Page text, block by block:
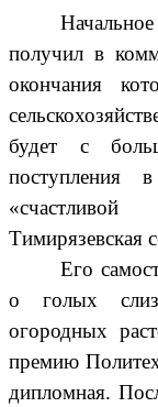
получил в
окончания
будет с
поступления
Тимирязевская
Его
о голых
огородных
премию
дипломная.